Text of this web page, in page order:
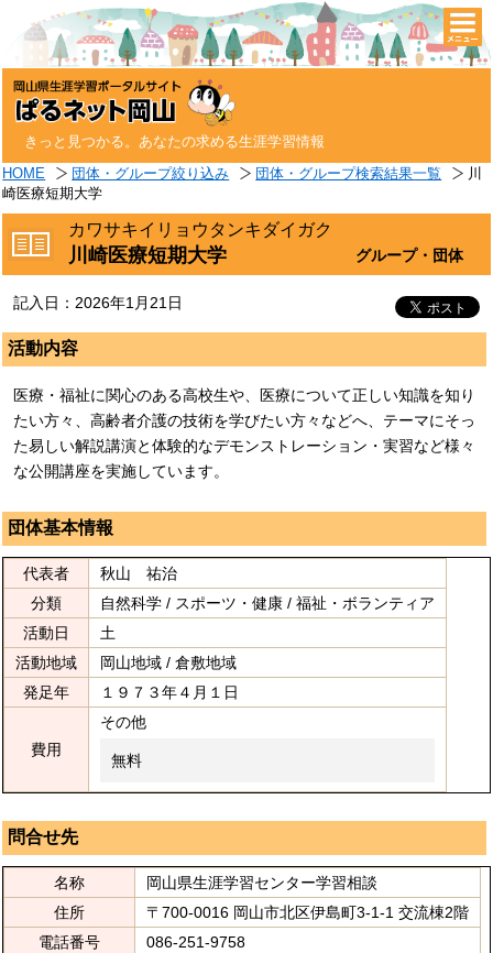
きっと見つかる。あなたの求める生涯学習情報
HOME 団体・グループ絞り込み 団体・グループ検索結果一覧
川
崎医療短期大学
カワサキイリョウタンキダイガク
川崎医療短期大学 グループ・団体
記入日：2026年1月21日
活動内容
医療・福祉に関心のある高校生や、医療について正しい知識を知り
たい方々、高齢者介護の技術を学びたい方々などへ、テーマにそっ
た易しい解説講演と体験的なデモンストレーション・実習など様々
な公開講座を実施しています。
団体基本情報
代表者
秋山 祐治
分類
自然科学 / スポーツ・健康 / 福祉・ボランティア
活動日
土
活動地域
岡山地域 / 倉敷地域
発足年
１９７３年４月１日
費用
その他
無料
問合せ先
名称
岡山県生涯学習センター学習相談
住所
〒700-0016 岡山市北区伊島町3-1-1 交流棟2階
電話番号
086-251-9758